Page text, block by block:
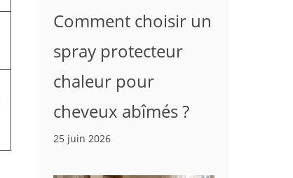
Comment choisir un
spray protecteur
chaleur pour
cheveux abîmés ?
25 juin 2026